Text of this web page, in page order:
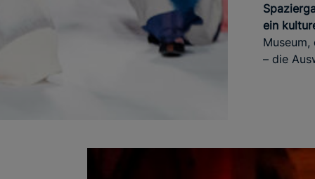
ein
Museum,
– die